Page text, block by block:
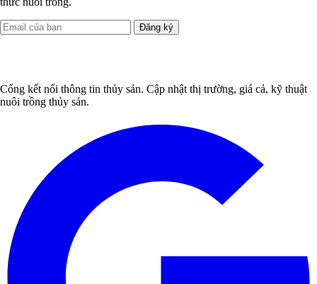
Đăng ký
Cổng kết nối thông tin thủy sản. Cập nhật thị trường, giá cả, kỹ thuật
nuôi trồng thủy sản.